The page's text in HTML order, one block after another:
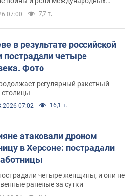
в борьбе с Россией
07:00 7,7 т.
в результате российской
пострадали четыре
Фото
регулярный ракетный
столицы
07:02 16,1 т.
атаковали дроном
в Херсоне: пострадали
четыре женщины, и они не
раненые за сутки